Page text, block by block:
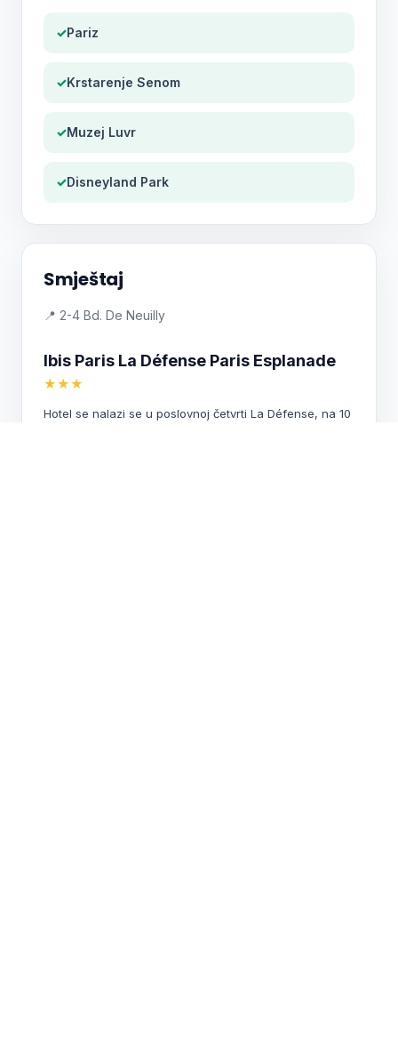
✓Pariz
✓Krstarenje Senom
✓Muzej Luvr
✓Disneyland Park
Smještaj
📍 2-4 Bd. De Neuilly
Ibis Paris La Défense Paris Esplanade
★★★
Hotel se nalazi se u poslovnoj četvrti La Défense, na 10